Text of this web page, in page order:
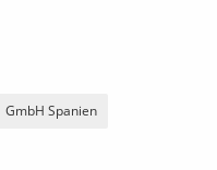
GmbH Spanien